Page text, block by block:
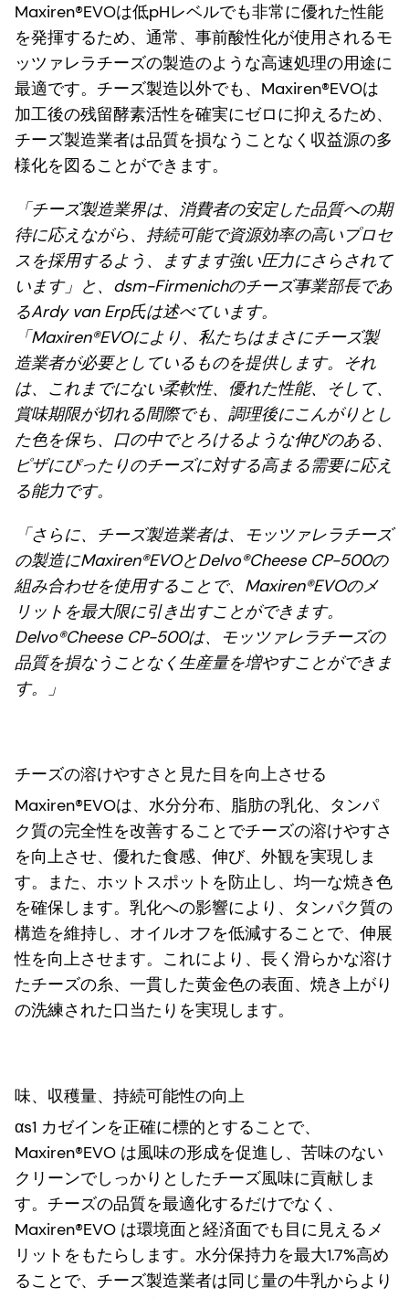
Maxiren®EVOは低pHレベルでも非常に優れた性能
を発揮するため、通常、事前酸性化が使用されるモ
ッツァレラチーズの製造のような高速処理の用途に
最適です。チーズ製造以外でも、Maxiren®EVOは
加工後の残留酵素活性を確実にゼロに抑えるため、
チーズ製造業者は品質を損なうことなく収益源の多
様化を図ることができます。
「チーズ製造業界は、消費者の安定した品質への期
待に応えながら、持続可能で資源効率の高いプロセ
スを採用するよう、ますます強い圧力にさらされて
います」と、dsm-Firmenichのチーズ事業部長であ
るArdy van Erp氏は述べています。
「Maxiren®EVOにより、私たちはまさにチーズ製
造業者が必要としているものを提供します。それ
は、これまでにない柔軟性、優れた性能、そして、
賞味期限が切れる間際でも、調理後にこんがりとし
た色を保ち、口の中でとろけるような伸びのある、
ピザにぴったりのチーズに対する高まる需要に応え
る能力です。
「さらに、チーズ製造業者は、モッツァレラチーズ
の製造にMaxiren®EVOとDelvo®Cheese CP-500の
組み合わせを使用することで、Maxiren®EVOのメ
リットを最大限に引き出すことができます。
Delvo®Cheese CP-500は、モッツァレラチーズの
品質を損なうことなく生産量を増やすことができま
す。」
チーズの溶けやすさと見た目を向上させる
Maxiren®EVOは、水分分布、脂肪の乳化、タンパ
ク質の完全性を改善することでチーズの溶けやすさ
を向上させ、優れた食感、伸び、外観を実現しま
す。また、ホットスポットを防止し、均一な焼き色
を確保します。乳化への影響により、タンパク質の
構造を維持し、オイルオフを低減することで、伸展
性を向上させます。これにより、長く滑らかな溶け
たチーズの糸、一貫した黄金色の表面、焼き上がり
の洗練された口当たりを実現します。
味、収穫量、持続可能性の向上
αs1 カゼインを正確に標的とすることで、
Maxiren®EVO は風味の形成を促進し、苦味のない
クリーンでしっかりとしたチーズ風味に貢献しま
す。チーズの品質を最適化するだけでなく、
Maxiren®EVO は環境面と経済面でも目に見えるメ
リットをもたらします。水分保持力を最大1.7%高め
ることで、チーズ製造業者は同じ量の牛乳からより